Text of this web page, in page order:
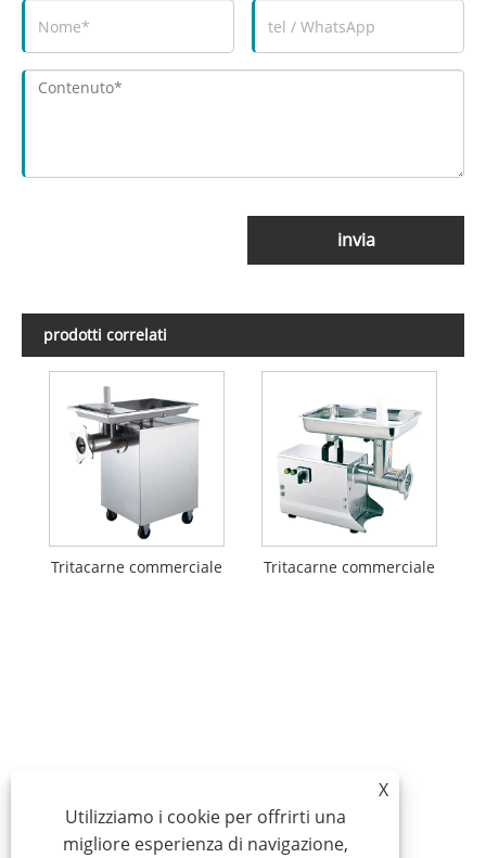
invia
prodotti correlati
Tritacarne commerciale Tritacarne commerciale
X
Utilizziamo i cookie per offrirti una
migliore esperienza di navigazione,